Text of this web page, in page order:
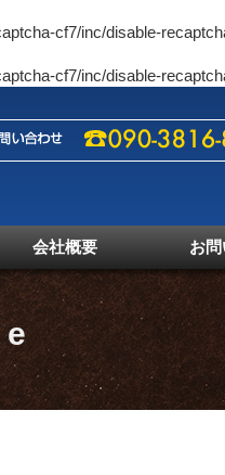
cf7/inc/disable-
cf7/inc/disable-
会社概要 お